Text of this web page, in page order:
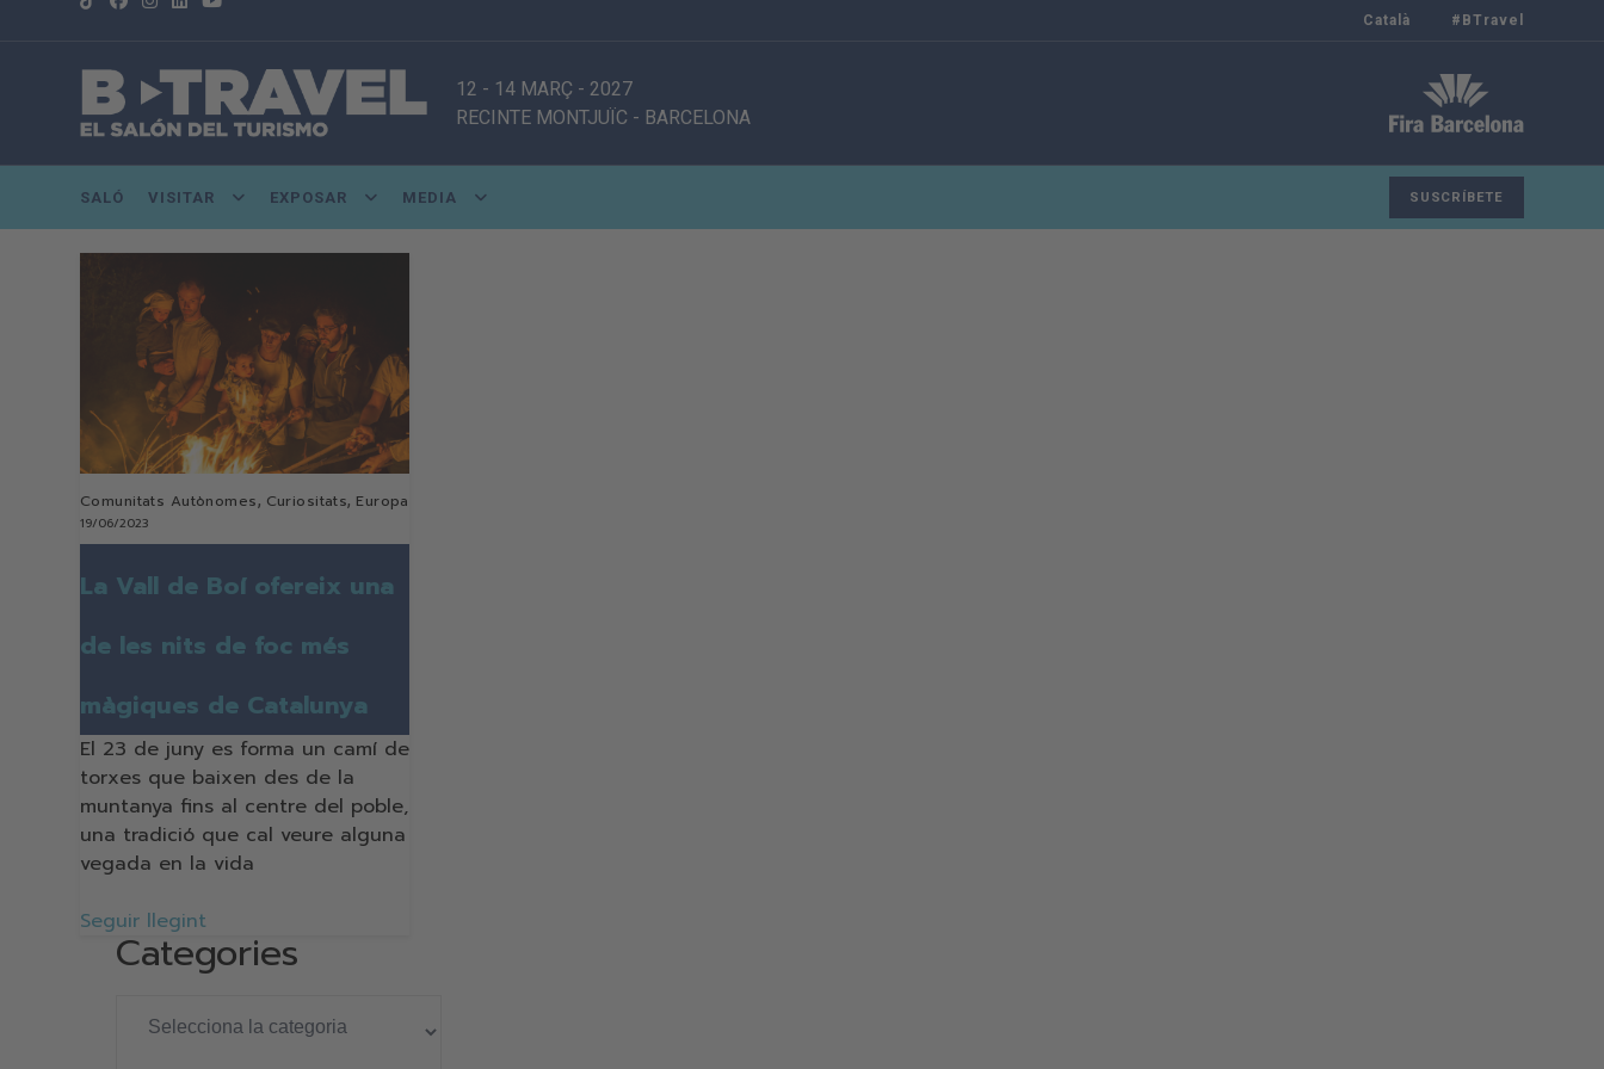
Català #BTravel
12 - 14 MARÇ - 2027
RECINTE MONTJUÏC - BARCELONA
SALÓ VISITAR EXPOSAR MEDIA SUSCRÍBETE
Comunitats Autònomes, Curiositats, Europa
19/06/2023
La Vall de Boí ofereix una
de les nits de foc més
màgiques de Catalunya
El 23 de juny es forma un camí de
torxes que baixen des de la
muntanya fins al centre del poble,
una tradició que cal veure alguna
vegada en la vida
Seguir llegint
Categories